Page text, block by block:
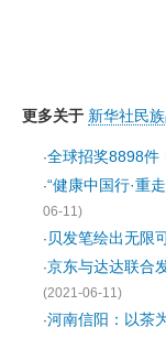
更多关于 新华社民
·全球招奖8898件
·“健康中国行·重
06-11)
· 贝发笔绘出无限
·京东与达达联合
(2021-06-11)
·河南信阳：以茶